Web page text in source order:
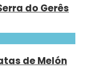
do Gerês
de Melón